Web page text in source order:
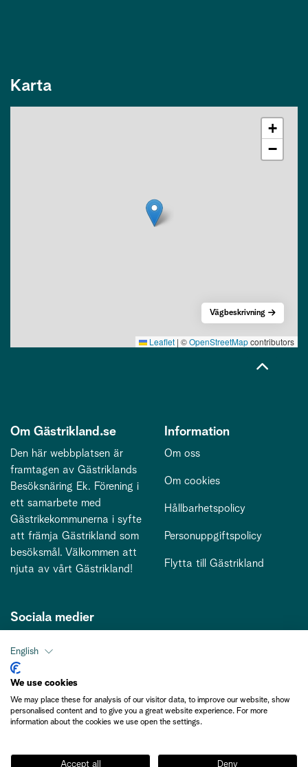
Karta
+
−
Leaflet | ©OpenStreetMapcontributors
Vägbeskrivning
Om Gästrikland.se
Den här webbplatsen är
framtagen av Gästriklands
Besöksnäring Ek. Förening i
ett samarbete med
Gästrikekommunerna i syfte
att främja Gästrikland som
besöksmål. Välkommen att
njuta av vårt Gästrikland!
Information
Om oss
Om cookies
Hållbarhetspolicy
Personuppgiftspolicy
Flytta till Gästrikland
Sociala medier
Kontakt
kontakt@gastriklandsbesoksnaring.se
English
We use cookies
We may place these for analysis of our visitor data, to improve our website, show
personalised content and to give you a great website experience. For more
information about the cookies we use open the settings.
Accept all Deny